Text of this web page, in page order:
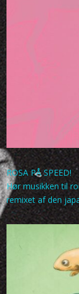
ROSA PÅ SPEED!
Hør musikken til
remixet af den